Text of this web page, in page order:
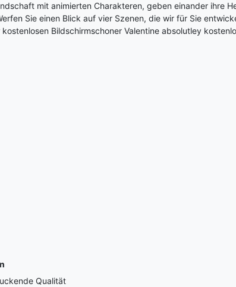
mit animierten Charakteren, geben einander ihre
Sie einen Blick auf vier Szenen, die wir für Sie
Bildschirmschoner Valentine absolutley
Qualität